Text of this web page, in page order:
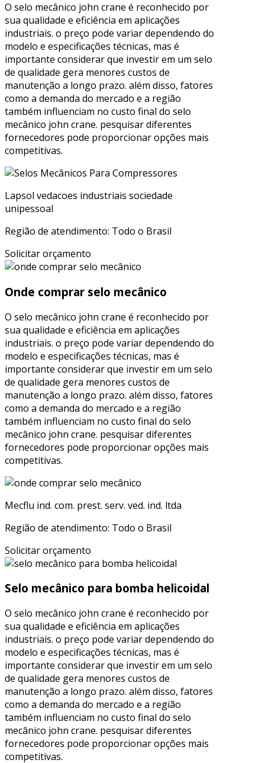
O selo mecânico john crane é reconhecido por
sua qualidade e eficiência em aplicações
industriais. o preço pode variar dependendo do
modelo e especificações técnicas, mas é
importante considerar que investir em um selo
de qualidade gera menores custos de
manutenção a longo prazo. além disso, fatores
como a demanda do mercado e a região
também influenciam no custo final do selo
mecânico john crane. pesquisar diferentes
fornecedores pode proporcionar opções mais
competitivas.
Lapsol vedacoes industriais sociedade
unipessoal
Região de atendimento: Todo o Brasil
Solicitar orçamento
Onde comprar selo mecânico
O selo mecânico john crane é reconhecido por
sua qualidade e eficiência em aplicações
industriais. o preço pode variar dependendo do
modelo e especificações técnicas, mas é
importante considerar que investir em um selo
de qualidade gera menores custos de
manutenção a longo prazo. além disso, fatores
como a demanda do mercado e a região
também influenciam no custo final do selo
mecânico john crane. pesquisar diferentes
fornecedores pode proporcionar opções mais
competitivas.
Mecflu ind. com. prest. serv. ved. ind. ltda
Região de atendimento: Todo o Brasil
Solicitar orçamento
Selo mecânico para bomba helicoidal
O selo mecânico john crane é reconhecido por
sua qualidade e eficiência em aplicações
industriais. o preço pode variar dependendo do
modelo e especificações técnicas, mas é
importante considerar que investir em um selo
de qualidade gera menores custos de
manutenção a longo prazo. além disso, fatores
como a demanda do mercado e a região
também influenciam no custo final do selo
mecânico john crane. pesquisar diferentes
fornecedores pode proporcionar opções mais
competitivas.